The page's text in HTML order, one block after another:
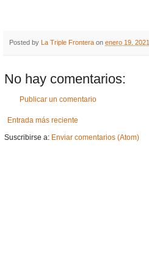
Posted by La Triple Frontera on enero 19, 2021
No hay comentarios:
Publicar un comentario
Entrada más reciente
Suscribirse a: Enviar comentarios (Atom)